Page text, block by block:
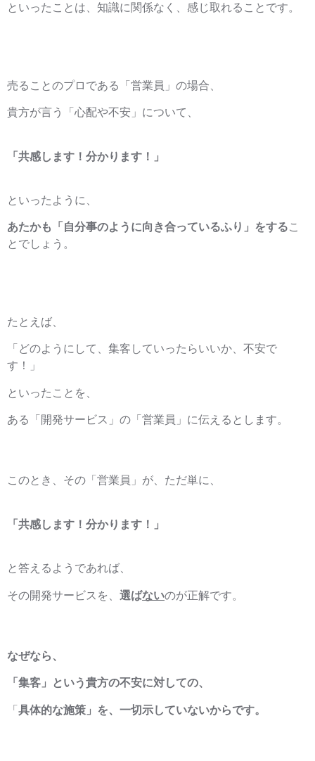
といったことは、知識に関係なく、感じ取れることです。
売ることのプロである「営業員」の場合、
貴方が言う「心配や不安」について、
「共感します！分かります！」
といったように、
あたかも「自分事のように向き合っているふり」をするこ
とでしょう。
たとえば、
「どのようにして、集客していったらいいか、不安で
す！」
といったことを、
ある「開発サービス」の「営業員」に伝えるとします。
このとき、その「営業員」が、ただ単に、
「共感します！分かります！」
と答えるようであれば、
その開発サービスを、 選ばないのが正解です。
なぜなら、
「集客」という貴方の不安に対しての、
「具体的な施策」を、一切示していないからです。